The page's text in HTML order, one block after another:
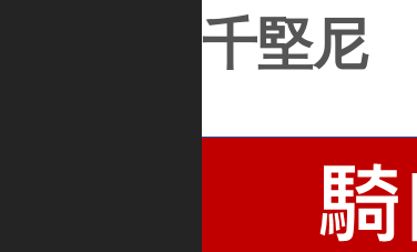
千堅尼